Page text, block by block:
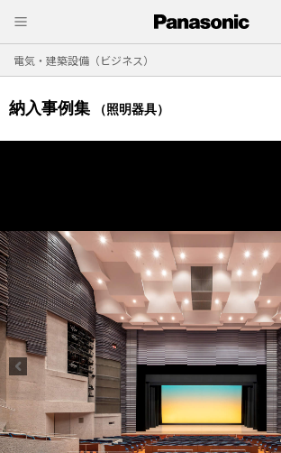
電気・建築設備（ビジネス）
納入事例集 （照明器具）